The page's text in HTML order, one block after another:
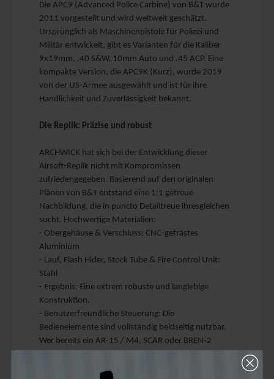
Die APC9 (Advanced Police Carbine) von B&T wurde
2011 vorgestellt und wird weltweit geschätzt.
Ursprünglich als Maschinenpistole für Polizei und
Militär entwickelt, gibt es Varianten für die Kaliber
9x19mm, .40 S&W, 10mm Auto und .45 ACP. Eine
kompakte Version, die APC9K (Kurz), wurde 2019
von der US-Armee ausgewählt und ist für ihre
Handlichkeit und Zuverlässigkeit bekannt.
Die Replik: Präzise und robust
ARCHWICK hat sich bei der Entwicklung dieser
Airsoft-Replik nicht mit Kompromissen
zufriedengegeben. Basierend auf den originalen
Plänen von B&T entstand eine 1:1 getreue
Nachbildung, die in puncto Detailtreue ihresgleichen
sucht. Hochwertige Materialien:
- Obergehäuse & Verschluss: CNC-gefrästes
Aluminium
- Lauf, Flash Hider, Stock Tube & Fire Control Unit:
Stahl
- Ergebnis: Eine extrem robuste und langlebige
Konstruktion.
- Benutzerfreundliche Steuerung: Die
Bedienelemente sind vollständig beidseitig nutzbar.
Wer bereits ein AR-15 / M4, SCAR oder BREN-2